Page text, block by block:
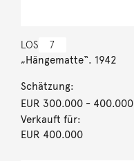
LOS 7
„Hängematte“. 1942
Schätzung:
EUR 300.000- 400.000
Verkauft für:
EUR 400.000